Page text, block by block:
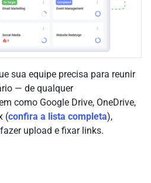
sua equipe precisa para reunir
— de qualquer
como Google Drive, OneDrive,
(confira a lista completa),
upload e fixar links.